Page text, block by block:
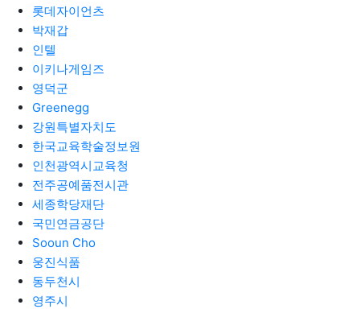
롯데자이언츠
박재갑
인텔
이키나게임즈
영덕군
Greenegg
강원특별자치도
한국교육학술정보원
인천광역시교육청
전주공예품전시관
세종학당재단
국민연금공단
Sooun Cho
웅진식품
동두천시
영주시